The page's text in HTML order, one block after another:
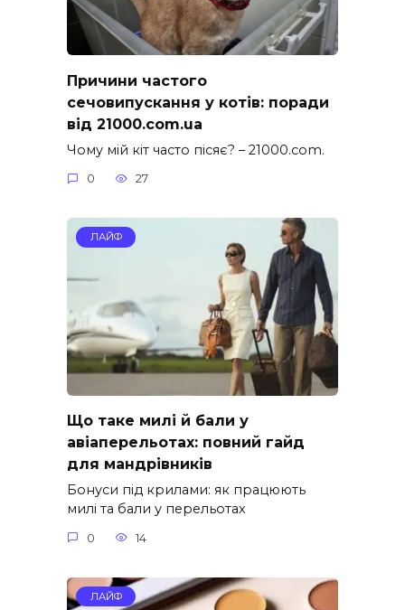
Причини частого
сечовипускання у котів: поради
від 21000.com.ua
Чому мій кіт часто пісяє? – 21000.com.
0 27
ЛАЙФ
Що таке милі й бали у
авіаперельотах: повний гайд
для мандрівників
Бонуси під крилами: як працюють
милі та бали у перельотах
0 14
ЛАЙФ